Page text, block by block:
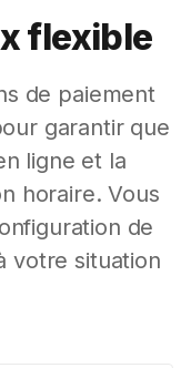
flexible
de paiement
garantir que
ligne et la
horaire. Vous
de
votre situation